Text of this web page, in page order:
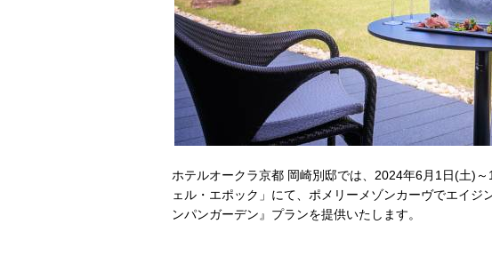
ホテルオークラ京都 岡崎別邸では、2024年6⽉1⽇(土)
ェル・エポック」にて、ポメリーメゾンカーヴでエイジ
ンパンガーデン』プランを提供いたします。